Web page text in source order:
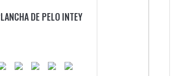
DE PELO INTEY